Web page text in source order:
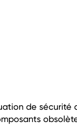
de sécurité